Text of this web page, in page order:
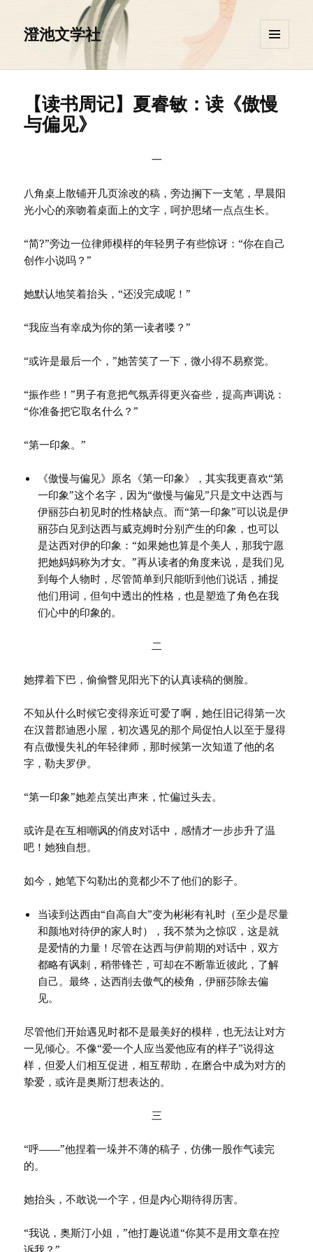
澄池文学社
挂件
【读书周记】夏睿敏：读《傲慢
与偏见》
一
八角桌上散铺开几页涂改的稿，旁边搁下一支笔，早晨阳
光小心的亲吻着桌面上的文字，呵护思绪一点点生长。
“简?”旁边一位律师模样的年轻男子有些惊讶：“你在自己
创作小说吗？”
她默认地笑着抬头，“还没完成呢！”
“我应当有幸成为你的第一读者喽？”
“或许是最后一个，”她苦笑了一下，微小得不易察觉。
“振作些！”男子有意把气氛弄得更兴奋些，提高声调说：
“你准备把它取名什么？”
“第一印象。”
《傲慢与偏见》原名《第一印象》，其实我更喜欢“第
一印象”这个名字，因为“傲慢与偏见”只是文中达西与
伊丽莎白初见时的性格缺点。而“第一印象”可以说是伊
丽莎白见到达西与威克姆时分别产生的印象，也可以
是达西对伊的印象：“如果她也算是个美人，那我宁愿
把她妈妈称为才女。”再从读者的角度来说，是我们见
到每个人物时，尽管简单到只能听到他们说话，捕捉
他们用词，但句中透出的性格，也是塑造了角色在我
们心中的印象的。
二
她撑着下巴，偷偷瞥见阳光下的认真读稿的侧脸。
不知从什么时候它变得亲近可爱了啊，她任旧记得第一次
在汉普郡迪恩小屋，初次遇见的那个局促怕人以至于显得
有点傲慢失礼的年轻律师，那时候第一次知道了他的名
字，勒夫罗伊。
“第一印象”她差点笑出声来，忙偏过头去。
或许是在互相嘲讽的俏皮对话中，感情才一步步升了温
吧！她独自想。
如今，她笔下勾勒出的竟都少不了他们的影子。
当读到达西由“自高自大”变为彬彬有礼时（至少是尽量
和颜地对待伊的家人时），我不禁为之惊叹，这是就
是爱情的力量！尽管在达西与伊前期的对话中，双方
都略有讽刺，稍带锋芒，可却在不断靠近彼此，了解
自己。最终，达西削去傲气的棱角，伊丽莎除去偏
见。
尽管他们开始遇见时都不是最美好的模样，也无法让对方
一见倾心。不像“爱一个人应当爱他应有的样子”说得这
样，但爱人们相互促进，相互帮助，在磨合中成为对方的
挚爱，或许是奥斯汀想表达的。
三
“呼——”他捏着一垛并不薄的稿子，仿佛一股作气读完
的。
她抬头，不敢说一个字，但是内心期待得历害。
“我说，奥斯汀小姐，”他打趣说道“你莫不是用文章在控